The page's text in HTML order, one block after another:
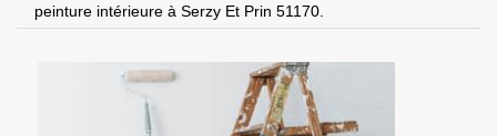
peinture intérieure à Serzy Et Prin 51170.